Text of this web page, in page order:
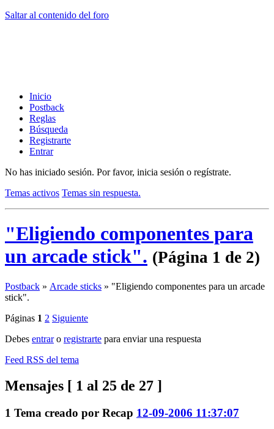
Saltar al contenido del foro
Inicio
Postback
Reglas
Búsqueda
Registrarte
Entrar
No has iniciado sesión. Por favor, inicia sesión o regístrate.
Temas activos Temas sin respuesta.
"Eligiendo componentes para
un arcade stick". (Página 1 de 2)
Postback » Arcade sticks » "Eligiendo componentes para un arcade
stick".
Páginas 1 2 Siguiente
Debes entraro registrarte para enviar una respuesta
Feed RSS del tema
Mensajes [ 1 al 25 de 27 ]
1 Tema creado por Recap 12-09-2006 11:37:07